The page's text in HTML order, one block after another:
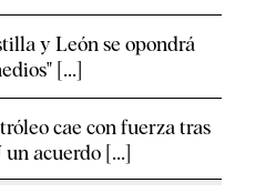
y León se opondrá
[...]
cae con fuerza tras
acuerdo [...]